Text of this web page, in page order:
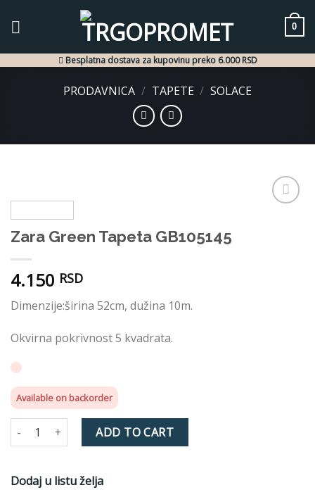
0
Besplatna dostava za kupovinu preko 6.000 RSD
PRODAVNICA / TAPETE / SOLACE
Zara Green Tapeta GB105145
4.150 RSD
Dimenzije:širina 52cm, dužina 10m.
Okvirna pokrivnost 5 kvadrata.
Available on backorder
Zara Green Tapeta GB105145 quantity
ADD TO CART
Dodaj u listu želja